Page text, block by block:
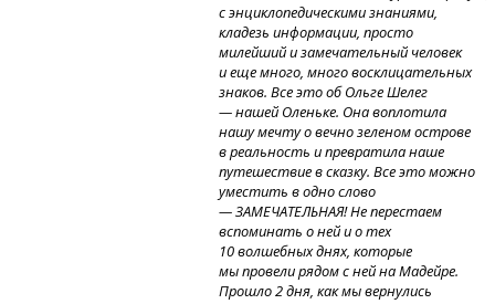
с энциклопедическими знаниями,
кладезь информации, просто
милейший и замечательный человек
и еще много, много восклицательных
знаков. Все это об Ольге Шелег
— нашей Оленьке. Она воплотила
нашу мечту о вечно зеленом острове
в реальность и превратила наше
путешествие в сказку. Все это можно
уместить в одно слово
— ЗАМЕЧАТЕЛЬНАЯ! Не перестаем
вспоминать о ней и о тех
10 волшебных днях, которые
мы провели рядом с ней на Мадейре.
Прошло 2 дня, как мы вернулись